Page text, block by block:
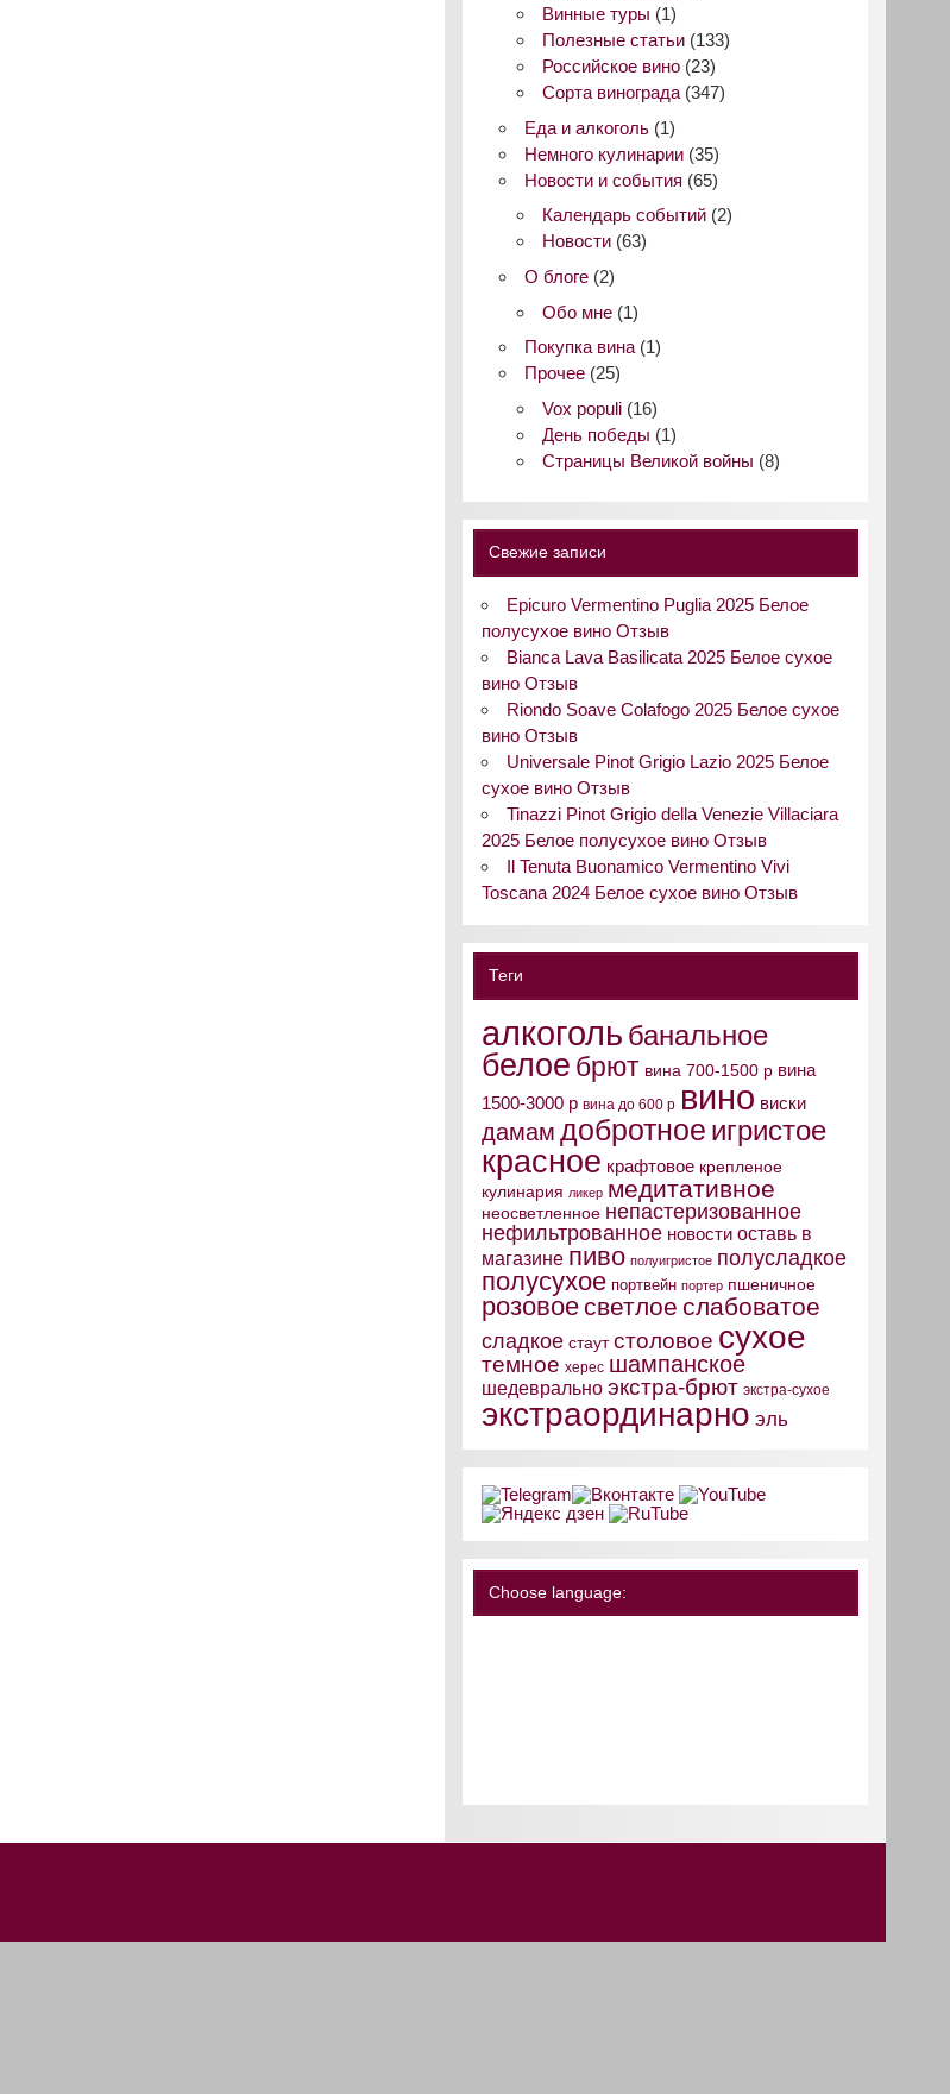
Винные туры (1)
Полезные статьи (133)
Российское вино (23)
Сорта винограда (347)
Еда и алкоголь (1)
Немного кулинарии (35)
Новости и события (65)
Календарь событий (2)
Новости (63)
О блоге (2)
Обо мне (1)
Покупка вина (1)
Прочее (25)
Vox populi (16)
День победы (1)
Страницы Великой войны (8)
Свежие записи
Epicuro Vermentino Puglia 2025 Белое
полусухое вино Отзыв
Bianca Lava Basilicata 2025 Белое сухое
вино Отзыв
Riondo Soave Colafogo 2025 Белое сухое
вино Отзыв
Universale Pinot Grigio Lazio 2025 Белое
сухое вино Отзыв
Tinazzi Pinot Grigio della Venezie Villaciara
2025 Белое полусухое вино Отзыв
Il Tenuta Buonamico Vermentino Vivi
Toscana 2024 Белое сухое вино Отзыв
Теги
алкоголь банальное
белое брют вина 700-1500 р вина
1500-3000 р вина до 600 р вино виски
дамам добротное игристое
красное крафтовое крепленое
кулинария ликер медитативное
неосветленное непастеризованное
нефильтрованное новости оставь в
магазине пиво полуигристое полусладкое
полусухое портвейн портер пшеничное
розовоесветлое слабоватое
сладкое стаут столовое сухое
темное херес шампанское
шедеврально экстра-брют экстра-сухое
экстраординарно эль
Choose language: